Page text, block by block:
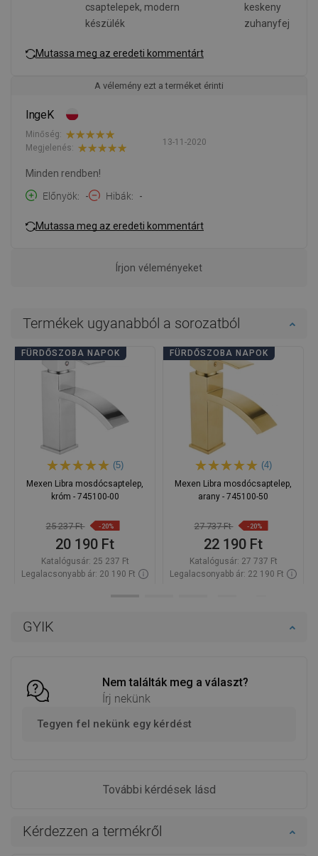
GYIK
Nem találták meg a választ?
Írj nekünk
Tegyen fel nekünk egy kérdést
További kérdések lásd
csaptelepek, modern
készülék
keskeny
zuhanyfej
Mutassa meg az eredeti kommentárt
A vélemény ezt a terméket érinti
IngeK
13-11-2020
Minőség:
Megjelenés:
Minden rendben!
Előnyök
- Hibák -
Mutassa meg az eredeti kommentárt
Írjon véleményeket
Kérdezzen a termékről
Termékek ugyanabból a sorozatból
FÜRDŐSZOBA NAPOK
(5)
Mexen Libra mosdócsaptelep,
króm - 745100-00
25 237 Ft -20%
20 190 Ft
Katalógusár: 25 237 Ft
Legalacsonyabb ár: 20 190 Ft
FÜRDŐSZOBA NAPOK
(4)
Mexen Libra mosdócsaptelep,
arany - 745100-50
27 737 Ft -20%
22 190 Ft
Katalógusár: 27 737 Ft
Legalacsonyabb ár: 22 190 Ft